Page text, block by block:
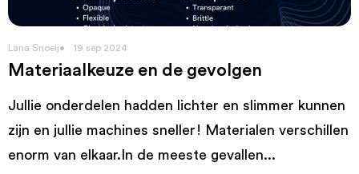
Lana Snoeij 19 sep 2024
Materiaalkeuze en de gevolgen
Jullie onderdelen hadden lichter en slimmer kunnen
zijn en jullie machines sneller! Materialen verschillen
enorm van elkaar.In de meeste gevallen...